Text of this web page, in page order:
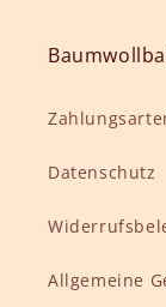
Datenschutz
Allgemeine